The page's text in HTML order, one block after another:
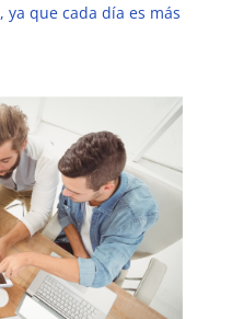
que cada día es más